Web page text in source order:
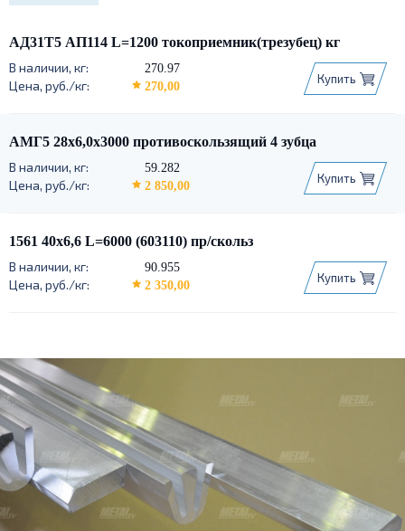
АД31Т5 АП114 L=1200 токоприемник(трезубец) кг
270.97
270,00
Купить
АМГ5 28х6,0х3000 противоскользящий 4 зубца
59.282
2 850,00
Купить
1561 40х6,6 L=6000 (603110) пр/скольз
90.955
2 350,00
Купить